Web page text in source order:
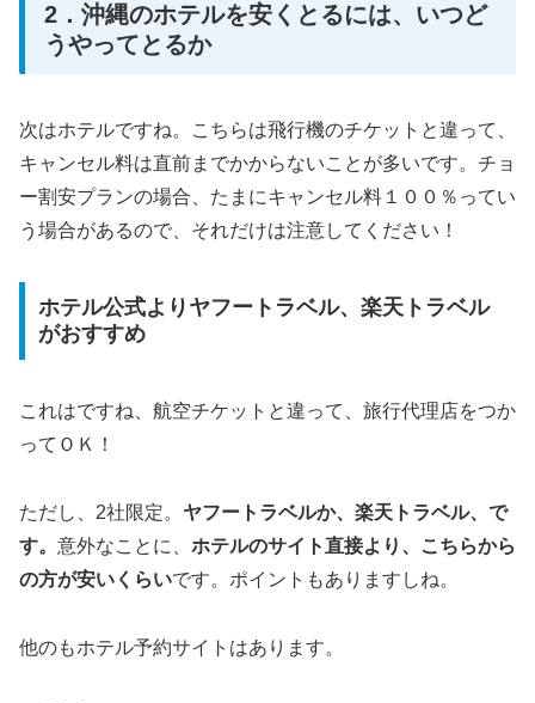
2．沖縄のホテルを安くとるには、いつど
うやってとるか
次はホテルですね。こちらは飛行機のチケットと違って、
キャンセル料は直前までかからないことが多いです。チョ
ー割安プランの場合、たまにキャンセル料１００％ってい
う場合があるので、それだけは注意してください！
ホテル公式よりヤフートラベル、楽天トラベル
がおすすめ
これはですね、航空チケットと違って、旅行代理店をつか
ってＯＫ！
ただし、2社限定。 ヤフートラベルか、楽天トラベル、で
す。 意外なことに、 ホテルのサイト直接より、こちらから
の方が安いくらいです。ポイントもありますしね。
他のもホテル予約サイトはあります。